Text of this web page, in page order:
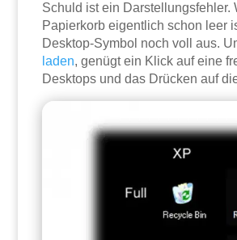
Schuld ist ein Darstellungsfehler.
Papierkorb eigentlich schon leer
Desktop-Symbol noch voll aus.
laden, genügt ein Klick auf eine
Desktops und das Drücken auf